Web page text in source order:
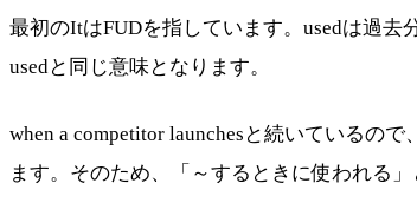
最初のItはFUDを指しています。usedは過去
usedと同じ意味となります。
when a competitor launchesと続いているの
ます。そのため、「～するときに使われる」